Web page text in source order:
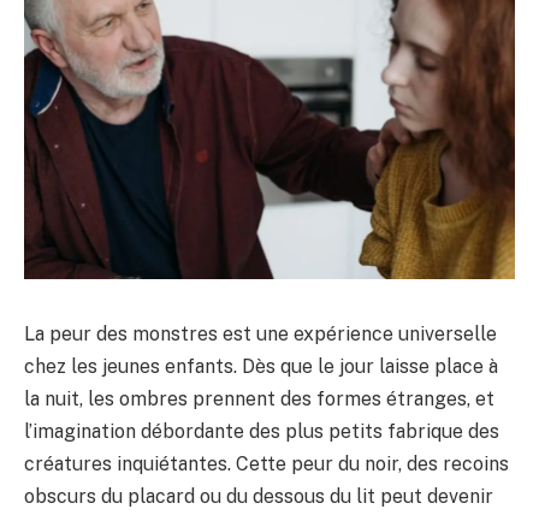
La peur des monstres est une expérience universelle
chez les jeunes enfants. Dès que le jour laisse place à
la nuit, les ombres prennent des formes étranges, et
l’imagination débordante des plus petits fabrique des
créatures inquiétantes. Cette peur du noir, des recoins
obscurs du placard ou du dessous du lit peut devenir